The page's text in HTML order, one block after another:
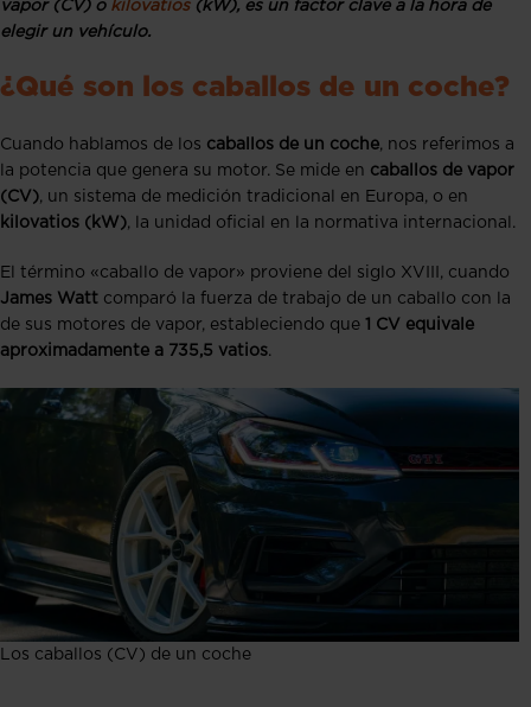
vapor (CV) o kilovatios(kW), es un factor clave a la hora de
elegir un vehículo.
¿Qué son los caballos de un coche?
Cuando hablamos de los caballos de un coche, nos referimos a
la potencia que genera su motor. Se mide en caballos de vapor
(CV), un sistema de medición tradicional en Europa, o en
kilovatios (kW), la unidad oficial en la normativa internacional.
El término «caballo de vapor» proviene del siglo XVIII, cuando
James Watt comparó la fuerza de trabajo de un caballo con la
de sus motores de vapor, estableciendo que 1 CV equivale
aproximadamente a 735,5 vatios.
Los caballos (CV) de un coche